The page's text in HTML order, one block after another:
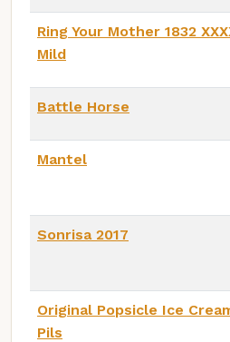
Ring Your Mother 1832
Mild
Battle Horse
Mantel
Sonrisa 2017
Original Popsicle Ice
Pils